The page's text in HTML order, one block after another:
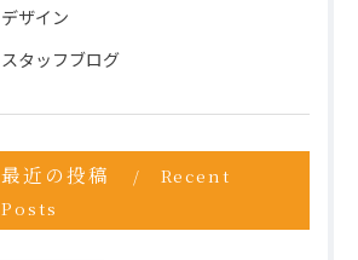
デザイン
スタッフブログ
最近の投稿
Recent
Posts